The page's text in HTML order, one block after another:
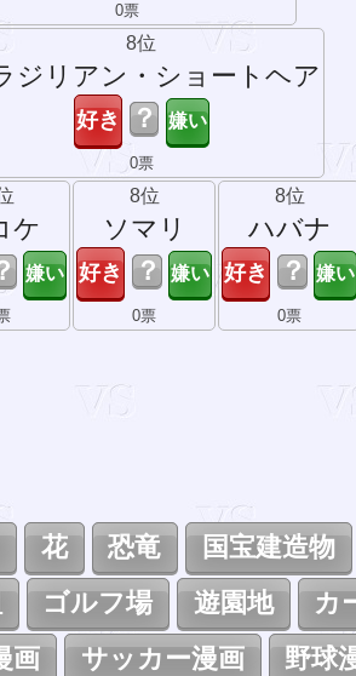
0票
8位
ジリアン・ショートヘア
？
0票
ケ
8位
ソマリ
？
0票
8位
ハバナ
？
0票
花 恐竜 国宝建造物
ゴルフ場 遊園地
カ
画 サッカー漫画 野球